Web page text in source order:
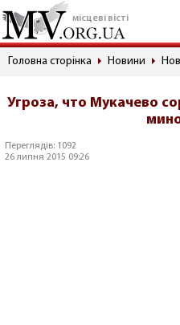
місцеві вісті
Головна сторінка Новини
Угроза, что Мукачево
Переглядів: 1092
26 липня 2015 09:26